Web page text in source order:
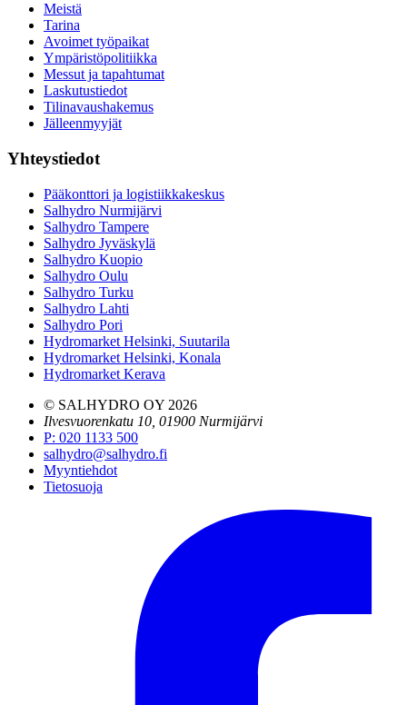
Meistä
Tarina
Avoimet työpaikat
Ympäristöpolitiikka
Messut ja tapahtumat
Laskutustiedot
Tilinavaushakemus
Jälleenmyyjät
Yhteystiedot
Pääkonttori ja logistiikkakeskus
Salhydro Nurmijärvi
Salhydro Tampere
Salhydro Jyväskylä
Salhydro Kuopio
Salhydro Oulu
Salhydro Turku
Salhydro Lahti
Salhydro Pori
Hydromarket Helsinki, Suutarila
Hydromarket Helsinki, Konala
Hydromarket Kerava
© SALHYDRO OY 2026
Ilvesvuorenkatu 10, 01900 Nurmijärvi
P: 020 1133 500
salhydro@salhydro.fi
Myyntiehdot
Tietosuoja